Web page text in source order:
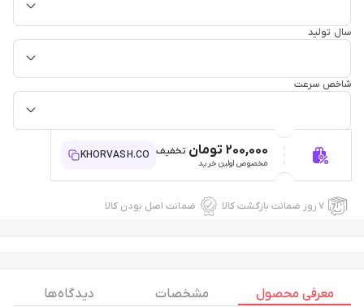
سال تولید
شاخص سرعت
200,000 تومان تخفیف
مخصوص اولین خرید
KHORVASH.CO
۷ روز ضمانت بازگشت کالا ضمانت اصل بودن کالا
معرفی محصول مشخصات
دیدگاه ها